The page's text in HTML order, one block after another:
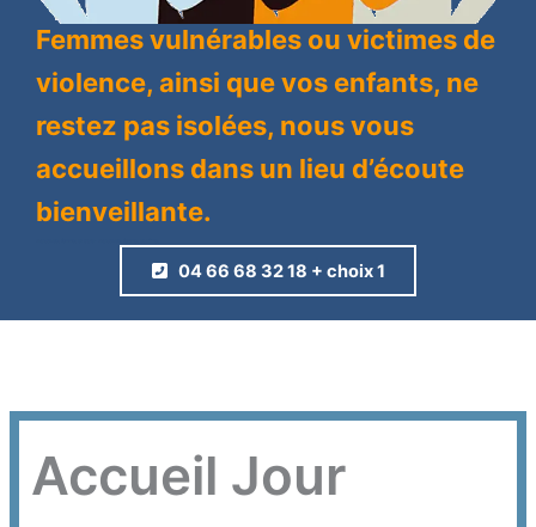
Femmes vulnérables ou victimes de
violence, ainsi que vos enfants, ne
restez pas isolées, nous vous
accueillons dans un lieu d’écoute
bienveillante.
04 66 68 32 18 + choix 1
Accueil Jour